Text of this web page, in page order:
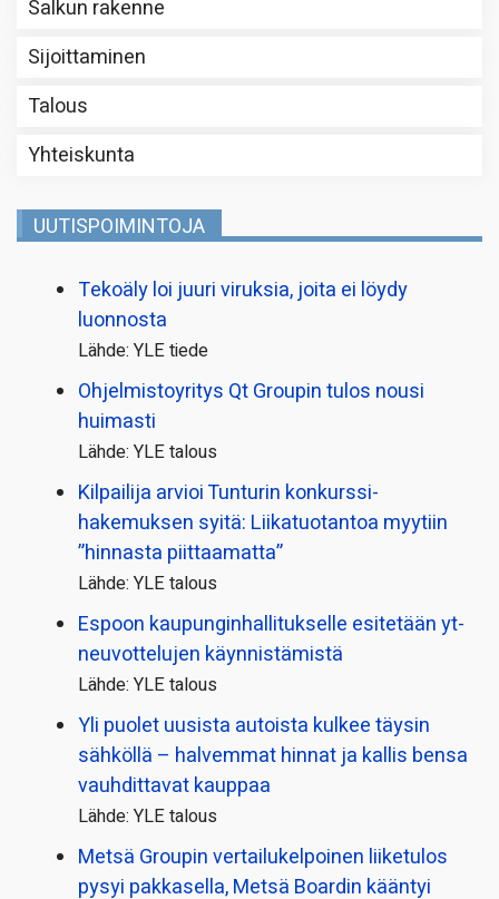
Salkun rakenne
Sijoittaminen
Talous
Yhteiskunta
UUTISPOIMINTOJA
Tekoäly loi juuri viruksia, joita ei löydy
luonnosta
Lähde: YLE tiede
Ohjelmistoyritys Qt Groupin tulos nousi
huimasti
Lähde: YLE talous
Kilpailija arvioi Tunturin konkurssi­
hakemuksen syitä: Liikatuotantoa myytiin
”hinnasta piittaamatta”
Lähde: YLE talous
Espoon kaupungin­hallitukselle esitetään yt-
neuvottelujen käynnistämistä
Lähde: YLE talous
Yli puolet uusista autoista kulkee täysin
sähköllä – halvemmat hinnat ja kallis bensa
vauhdittavat kauppaa
Lähde: YLE talous
Metsä Groupin vertailu­kelpoinen liiketulos
pysyi pakkasella, Metsä Boardin kääntyi